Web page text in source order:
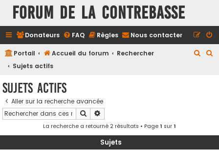
FORUM DE LA CONTREBASSE
Donateurs FAQ Règles Nous contacter
Portail Accueil du forum
Rechercher
Sujets actifs
Sujets actifs
Aller sur la recherche avancée
Rechercher
La recherche a retourné 2 résultats • Page1 sur1
Sujets